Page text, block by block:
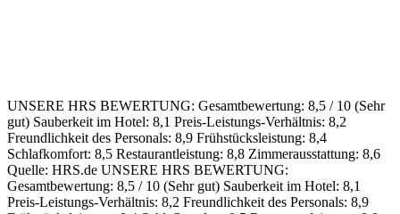
UNSERE HRS BEWERTUNG: Gesamtbewertung: 8,5 / 10 (Sehr
gut) Sauberkeit im Hotel: 8,1 Preis-Leistungs-Verhältnis: 8,2
Freundlichkeit des Personals: 8,9 Frühstücksleistung: 8,4
Schlafkomfort: 8,5 Restaurantleistung: 8,8 Zimmerausstattung: 8,6
Quelle: HRS.de UNSERE HRS BEWERTUNG:
Gesamtbewertung: 8,5 / 10 (Sehr gut) Sauberkeit im Hotel: 8,1
Preis-Leistungs-Verhältnis: 8,2 Freundlichkeit des Personals: 8,9